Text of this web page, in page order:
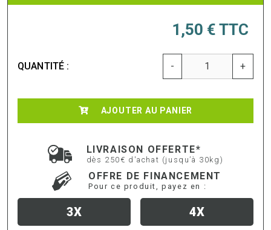
1,50 € TTC
QUANTITÉ : - +
AJOUTER AU PANIER
LIVRAISON OFFERTE*
dès 250€ d'achat (jusqu’à 30kg)
OFFRE DE FINANCEMENT
Pour ce produit, payez en :
3X 4X